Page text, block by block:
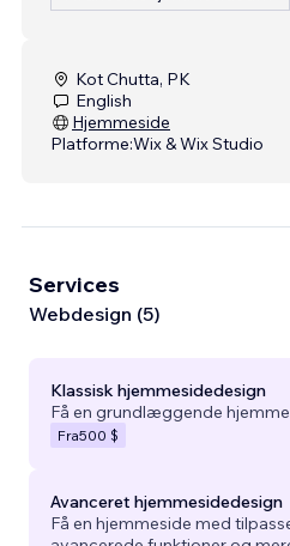
Kot Chutta, PK
English
Hjemmeside
Platforme:Wix & Wix Studio
Services
Webdesign (5)
Klassisk hjemmesidedesign
Få en grundlæggende
Fra500 $
Avanceret hjemmesidedesign
Få en hjemmeside med